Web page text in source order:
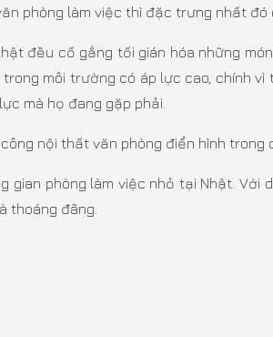
phòng làm việc thì đặc trưng nhất
đều cố gắng tối gián hóa những
môi trường có áp lực cao, chính
mà họ đang gặp phải.
nội thất văn phòng điển hình
gian phòng làm việc nhỏ tại Nhật.
thoáng đãng.